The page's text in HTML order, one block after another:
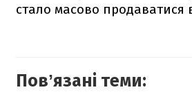
стало масово продаватися
Повʼязані теми: